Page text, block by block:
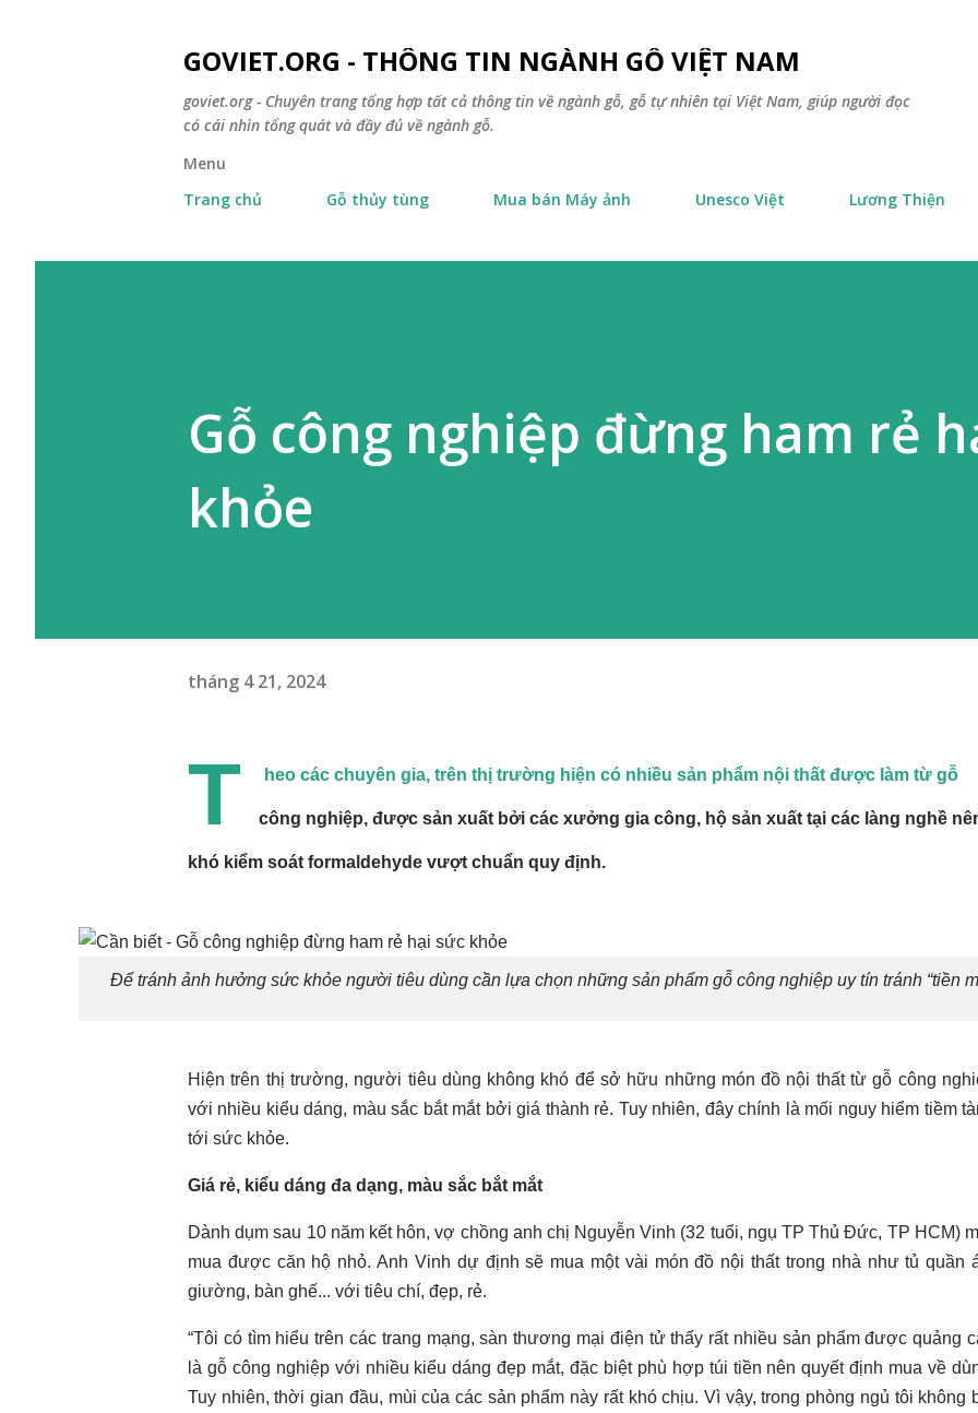
GOVIET.ORG - THÔNG TIN NGÀNH GỖ VIỆT NAM
goviet.org - Chuyên trang tổng hợp tất cả thông tin về ngành gỗ, gỗ tự nhiên tại Việt Nam, giúp người đọc
có cái nhìn tổng quát và đầy đủ về ngành gỗ.
Menu
Trang chủ
Gỗ thủy tùng Mua bán Máy ảnh Unesco Việt Lương Thiện
Gỗ công nghiệp đừng ham rẻ
khỏe
tháng 4 21, 2024
T heo các chuyên gia, trên thị trường hiện có nhiều sản phẩm nội thất được làm từ gỗ
công nghiệp, được sản xuất bởi các xưởng gia công, hộ sản xuất tại các làng nghề
khó kiểm soát formaldehyde vượt chuẩn quy định.
Để tránh ảnh hưởng sức khỏe người tiêu dùng cần lựa chọn những sản phẩm gỗ công nghiệp uy tín tránh “tiền
Hiện trên thị trường, người tiêu dùng không khó để sở hữu những món đồ nội thất từ gỗ công
với nhiều kiểu dáng, màu sắc bắt mắt bởi giá thành rẻ. Tuy nhiên, đây chính là mối nguy hiểm tiềm
tới sức khỏe.
Giá rẻ, kiểu dáng đa dạng, màu sắc bắt mắt
Dành dụm sau 10 năm kết hôn, vợ chồng anh chị Nguyễn Vinh (32 tuổi, ngụ TP Thủ Đức, TP HCM)
mua được căn hộ nhỏ. Anh Vinh dự định sẽ mua một vài món đồ nội thất trong nhà như tủ quần
giường, bàn ghế... với tiêu chí, đẹp, rẻ.
“Tôi có tìm hiểu trên các trang mạng, sàn thương mại điện tử thấy rất nhiều sản phẩm được quảng
là gỗ công nghiệp với nhiều kiểu dáng đẹp mắt, đặc biệt phù hợp túi tiền nên quyết định mua về
Tuy nhiên, thời gian đầu, mùi của các sản phẩm này rất khó chịu. Vì vậy, trong phòng ngủ tôi không